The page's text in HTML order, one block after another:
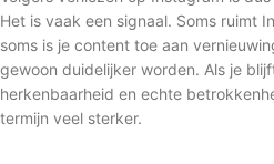
Het is vaak een signaal. Soms ruimt
soms is je content toe aan
gewoon duidelijker worden. Als je
herkenbaarheid en echte
termijn veel sterker.